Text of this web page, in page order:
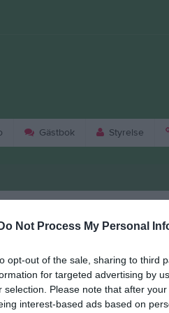
Do Not Process My Personal
opt-out of the sale, sharing to third
for targeted advertising by
selection. Please note that after
interest-based ads based on
Gästbok Styrelse
Lundin
om Snöån, Snöåby och
kan EJ skicka utan
Alf Nilsson
16 dec är det julkonsert.